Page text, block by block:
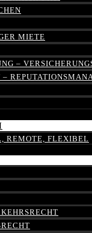
MIETE
–
–
REMOTE, FLEXIBEL